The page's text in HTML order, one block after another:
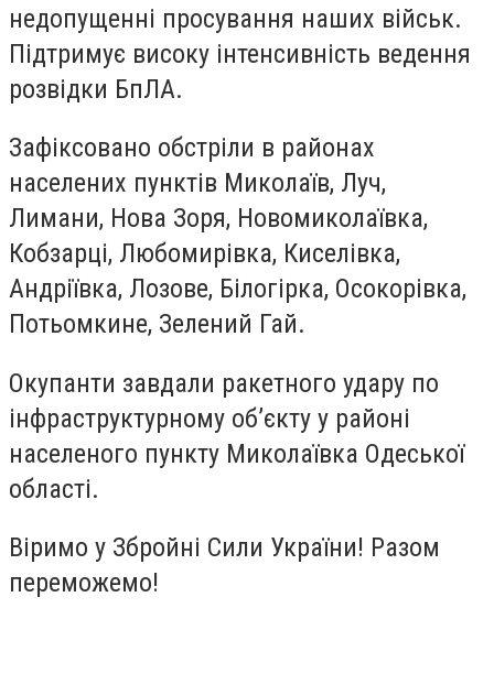
недопущенні просування наших військ.
Підтримує високу інтенсивність ведення
розвідки БпЛА.
Зафіксовано обстріли в районах
населених пунктів Миколаїв, Луч,
Лимани, Нова Зоря, Новомиколаївка,
Кобзарці, Любомирівка, Киселівка,
Андріївка, Лозове, Білогірка, Осокорівка,
Потьомкине, Зелений Гай.
Окупанти завдали ракетного удару по
інфраструктурному об’єкту у районі
населеного пункту Миколаївка Одеської
області.
Віримо у Збройні Сили України! Разом
переможемо!